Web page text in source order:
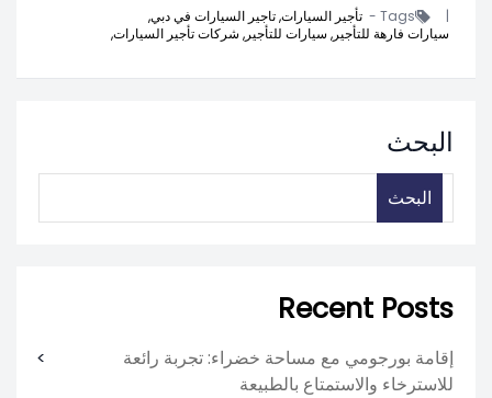
|
Tags - تأجير السيارات,تاجير السيارات في دبي,
سيارات فارهة للتأجير, سيارات للتأجير, شركات تأجير السيارات,
البحث
البحث
Recent Posts
إقامة بورجومي مع مساحة خضراء: تجربة رائعة
للاسترخاء والاستمتاع بالطبيعة